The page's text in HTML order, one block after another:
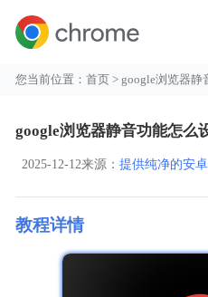
您当前位置：首页 > google浏览器静音功
2025-12-12来源： 提供纯净的安
教程详情